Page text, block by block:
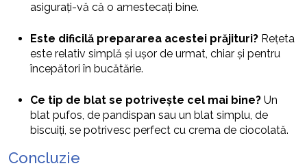
asigurați-vă că o amestecați bine.
Este dificilă prepararea acestei prăjituri? Rețeta
este relativ simplă și ușor de urmat, chiar și pentru
începători în bucătărie.
Ce tip de blat se potrivește cel mai bine? Un
blat pufos, de pandispan sau un blat simplu, de
biscuiți, se potrivesc perfect cu crema de ciocolată.
Concluzie